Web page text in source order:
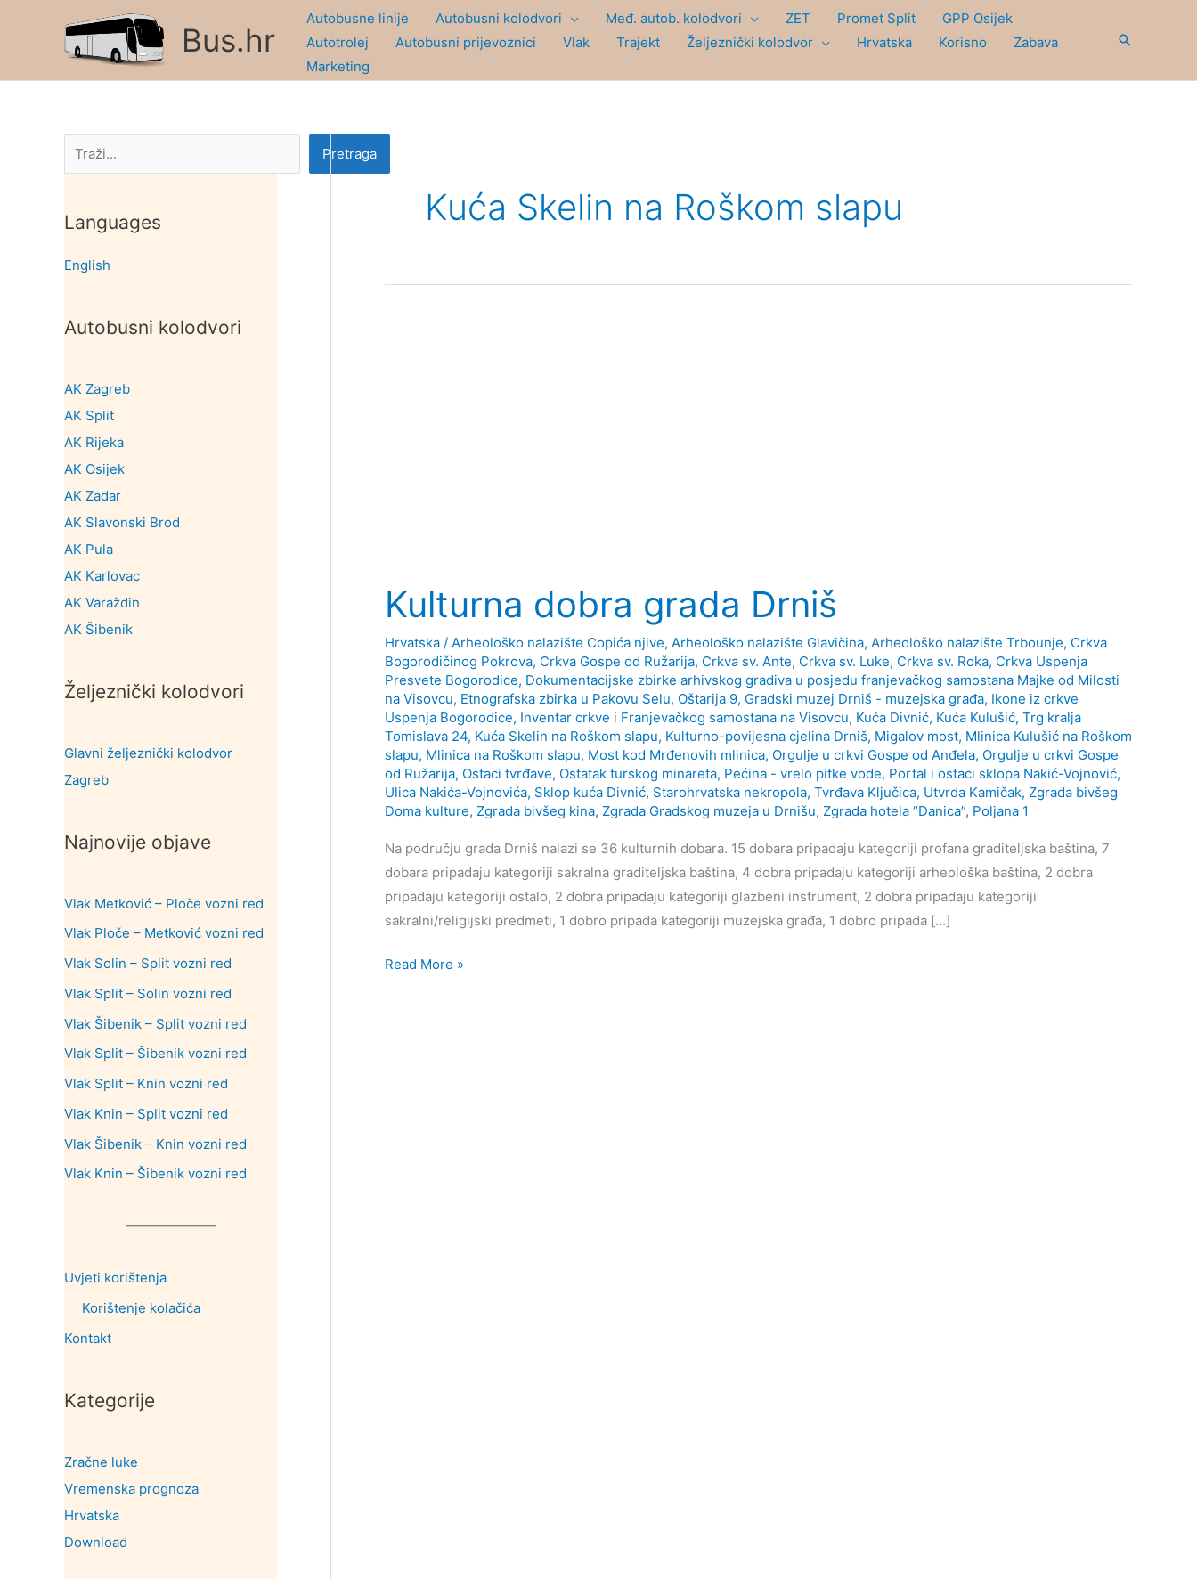
Bus.hr
Autobusne linije Autobusni kolodvori Međ. autob. kolodvori ZET Promet Split
GPP Osijek
Autotrolej
Autobusni prijevoznici Vlak Trajekt Željeznički kolodvor Hrvatska Korisno
Zabava
Marketing
Search
Pretraga Pretraga
Languages
English
Autobusni kolodvori
AK Zagreb
AK Split
AK Rijeka
AK Osijek
AK Zadar
AK Slavonski Brod
AK Pula
AK Karlovac
AK Varaždin
AK Šibenik
Željeznički kolodvori
Glavni željeznički kolodvor
Zagreb
Najnovije objave
Vlak Metković – Ploče vozni red
Vlak Ploče – Metković vozni red
Vlak Solin – Split vozni red
Vlak Split – Solin vozni red
Vlak Šibenik – Split vozni red
Vlak Split – Šibenik vozni red
Vlak Split – Knin vozni red
Vlak Knin – Split vozni red
Vlak Šibenik – Knin vozni red
Vlak Knin – Šibenik vozni red
Uvjeti korištenja
Korištenje kolačića
Kontakt
Kategorije
Zračne luke
Vremenska prognoza
Hrvatska
Download
Kuća Skelin na Roškom slapu
Kulturna dobra grada Drniš
Hrvatska / Arheološko nalazište Copića njive, Arheološko nalazište Glavičina, Arheološko nalazište Trbounje, Crkva
Bogorodičinog Pokrova, Crkva Gospe od Ružarija, Crkva sv. Ante, Crkva sv. Luke, Crkva sv. Roka, Crkva Uspenja
Presvete Bogorodice, Dokumentacijske zbirke arhivskog gradiva u posjedu franjevačkog samostana Majke od Milosti
na Visovcu, Etnografska zbirka u Pakovu Selu, Oštarija 9, Gradski muzej Drniš - muzejska građa, Ikone iz crkve
Uspenja Bogorodice, Inventar crkve i Franjevačkog samostana na Visovcu, Kuća Divnić, Kuća Kulušić, Trg kralja
Tomislava 24, Kuća Skelin na Roškom slapu, Kulturno-povijesna cjelina Drniš, Migalov most, Mlinica Kulušić na Roškom
slapu, Mlinica na Roškom slapu, Most kod Mrđenovih mlinica, Orgulje u crkvi Gospe od Anđela, Orgulje u crkvi Gospe
od Ružarija, Ostaci tvrđave, Ostatak turskog minareta, Pećina - vrelo pitke vode, Portal i ostaci sklopa Nakić-Vojnović,
Ulica Nakića-Vojnovića, Sklop kuća Divnić, Starohrvatska nekropola, Tvrđava Ključica, Utvrda Kamičak, Zgrada bivšeg
Doma kulture, Zgrada bivšeg kina, Zgrada Gradskog muzeja u Drnišu, Zgrada hotela “Danica”, Poljana 1
Na području grada Drniš nalazi se 36 kulturnih dobara. 15 dobara pripadaju kategoriji profana graditeljska baština, 7
dobara pripadaju kategoriji sakralna graditeljska baština, 4 dobra pripadaju kategoriji arheološka baština, 2 dobra
pripadaju kategoriji ostalo, 2 dobra pripadaju kategoriji glazbeni instrument, 2 dobra pripadaju kategoriji
sakralni/religijski predmeti, 1 dobro pripada kategoriji muzejska građa, 1 dobro pripada […]
Kulturna
grada
Read More »